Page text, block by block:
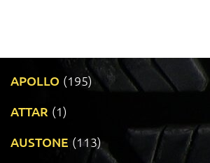
APOLLO (195)
ATTAR (1)
AUSTONE (113)